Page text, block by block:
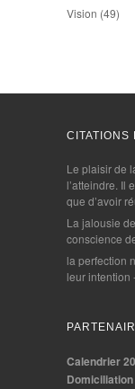
Vision (49)
CITATIONS
Le plaisir de
l’atteindre. Il
que d’avoir
La jalousie
conscience
la perfection
leur intention
Calendrier